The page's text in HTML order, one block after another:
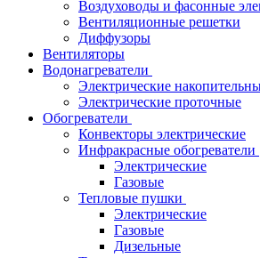
Воздуховоды и фасонные
Вентиляционные решетки
Диффузоры
Вентиляторы
Водонагреватели
Электрические
Электрические проточные
Обогреватели
Конвекторы электрические
Инфракрасные обогреватели
Электрические
Газовые
Тепловые пушки
Электрические
Газовые
Дизельные